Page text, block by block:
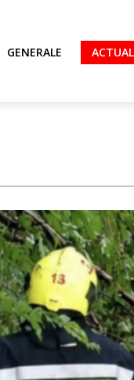
GENERALE